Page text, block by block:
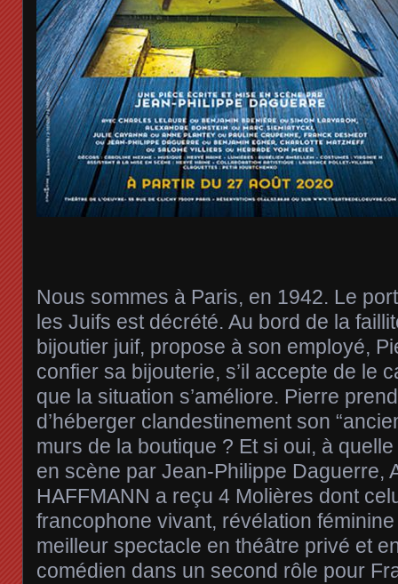
Nous sommes à Paris, en 1942. Le
les Juifs est décrété. Au bord de la
bijoutier juif, propose à son employé,
confier sa bijouterie, s’il accepte de le
que la situation s’améliore. Pierre
d’héberger clandestinement son
murs de la boutique ? Et si oui, à
en scène par Jean-Philippe Daguerre,
HAFFMANN a reçu 4 Molières dont
francophone vivant, révélation
meilleur spectacle en théâtre privé et
comédien dans un second rôle pour